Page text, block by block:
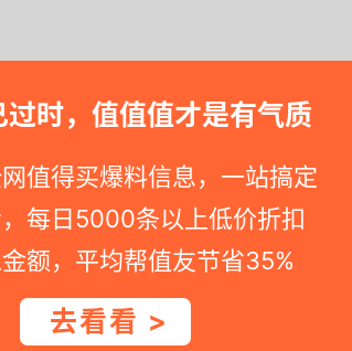
过时，值值值才是有气质
值得买爆料信息，一站搞定
每日5000条以上低价折扣
额，平均帮值友节省35%
去看看 >
商家链接看到价格已改变，说明活动失效
安心使用，8倍深层次清洁力有效祛